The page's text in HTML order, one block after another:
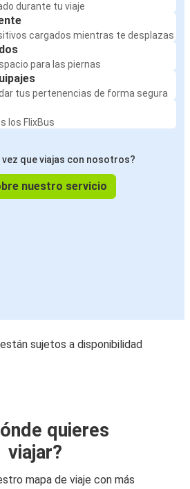
durante tu viaje
cargados mientras te desplazas
para las piernas
tus pertenencias de forma segura
los FlixBus
vez que viajas con nosotros?
nuestro servicio
sujetos a disponibilidad
quieres
viajar?
mapa de viaje con más